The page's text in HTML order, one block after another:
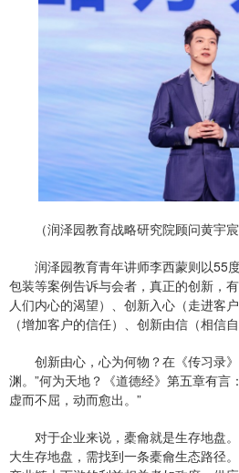
（润泽园教育战略研究院顾问黄宇宸
润泽园教育青年讲师李西蒙则以55
包装等案例告诉与会者，真正的创新，
人们内心的渴望）、创新入心（走进客
（增加客户的信任）、创新由信（相信自
创新由心，心为何物？在《传习录
渊。”何为天地？《道德经》第五章有言
虚而不屈，动而愈出。”
对于企业来说，橐龠就是生存地盘
大生存地盘，需找到一条橐龠生态路径